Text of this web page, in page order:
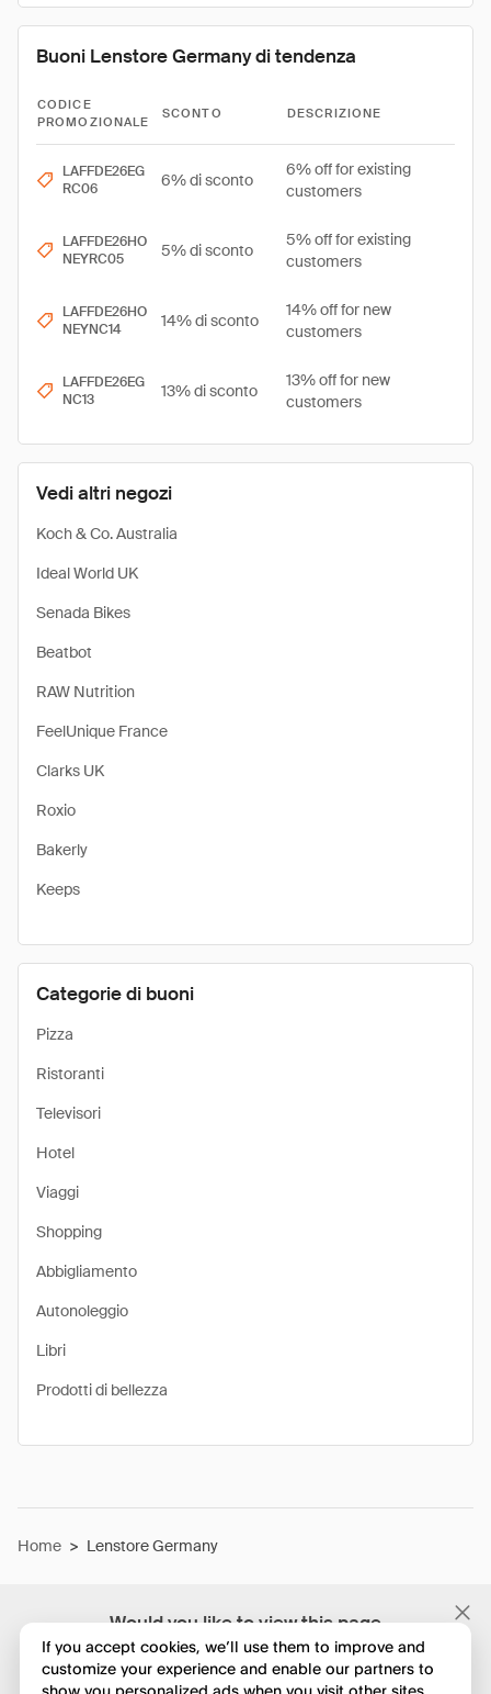
Would you like to view this page
in English?
Vedi altri negozi
Koch & Co. Australia
Ideal World UK
Senada Bikes
Beatbot
RAW Nutrition
FeelUnique France
Clarks UK
Roxio
Bakerly
Keeps
Categorie di buoni
Pizza
Ristoranti
Televisori
Hotel
Viaggi
Shopping
Abbigliamento
Autonoleggio
Libri
Prodotti di bellezza
Buoni Lenstore Germany di tendenza
CODICE
PROMOZIONALE
SCONTO DESCRIZIONE
LAFFDE26EG
RC06
6% di sconto
6% off for existing
customers
LAFFDE26HO
NEYRC05
5% di sconto
5% off for existing
customers
LAFFDE26HO
NEYNC14
14% di sconto
14% off for new
customers
LAFFDE26EG
NC13
13% di sconto
13% off for new
customers
Home > Lenstore Germany
If you accept cookies, we’ll use them to improve and
customize your experience and enable our partners to
show you personalized ads when you visit other sites.